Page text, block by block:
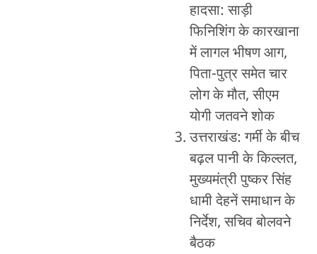
हादसा: साड़ी
फिनिशिंग के कारखाना
में लागल भीषण आग,
पिता-पुत्र समेत चार
लोग के मौत, सीएम
योगी जतवने शोक
उत्तराखंड: गर्मी के बीच
बढ़ल पानी के किल्लत,
मुख्यमंत्री पुष्कर सिंह
धामी देहनें समाधान के
निर्देश, सचिव बोलवने
बैठक